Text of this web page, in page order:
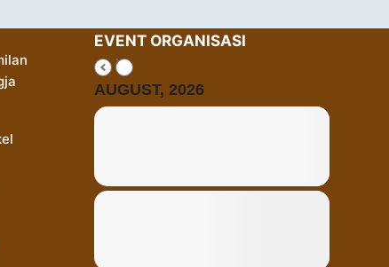
EVENT ORGANISASI
AUGUST, 2026